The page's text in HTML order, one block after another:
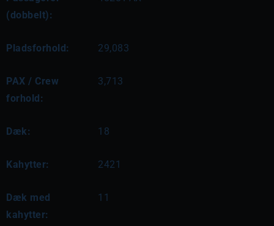
(dobbelt):
Pladsforhold: 29,083
PAX / Crew
forhold:
3,713
Dæk: 18
Kahytter: 2421
Dæk med
kahytter:
11